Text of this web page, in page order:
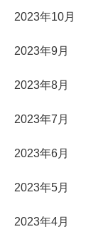
2023年10月
2023年9月
2023年8月
2023年7月
2023年6月
2023年5月
2023年4月